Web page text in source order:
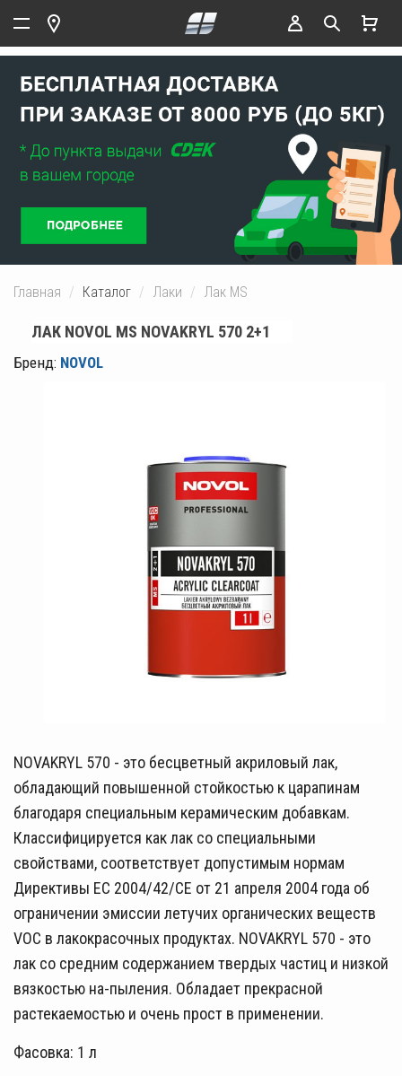
Главная Каталог Лаки Лак MS
ЛАК NOVOL MS NOVAKRYL 570 2+1
Бренд: NOVOL
NOVAKRYL 570 - это бесцветный акриловый лак,
обладающий повышенной стойкостью к царапинам
благодаря специальным керамическим добавкам.
Классифицируется как лак со специальными
свойствами, соответствует допустимым нормам
Директивы ЕС 2004/42/СЕ от 21 апреля 2004 года об
ограничении эмиссии летучих органических веществ
VOC в лакокрасочных продуктах. NOVAKRYL 570 - это
лак со средним содержанием твердых частиц и низкой
вязкостью на-пыления. Обладает прекрасной
растекаемостью и очень прост в применении.
Фасовка: 1 л